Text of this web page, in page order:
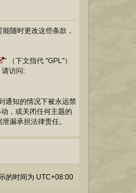
随时更改这些条款，
” （下文指代 "GPL"）
访问:
通知的情况下被永远禁
，或关闭任何主题的
漏承担法律责任。
的时间为 UTC+08:00